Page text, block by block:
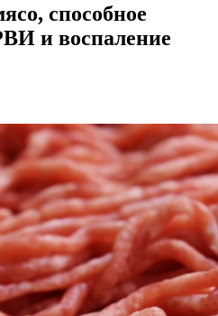
способное
и воспаление